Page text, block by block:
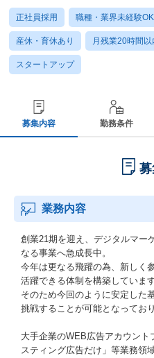
正社員採用 職種・業界未経験OK
産休・育休あり 月残業20時間以
スタートアップ
募集内容 勤務条件
業務内容
創業21期を迎え、デジタルマー
なる事業へ急成長中。
今年は更なる飛躍の為、新しく
活躍できる体制を構築しています
そのため今回のように安定した
挑戦することが可能となっており
大手企業のWEB広告アカウント
スティング広告だけ」等業務領